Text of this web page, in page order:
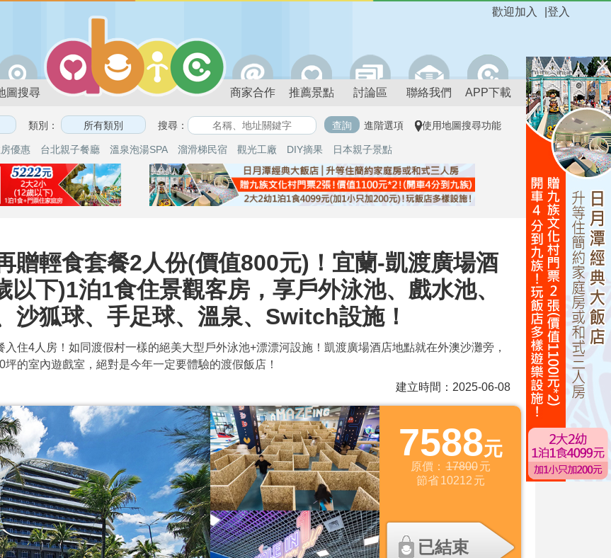
登入
歡迎加入
圖搜尋 商家合作 推薦景點 討論區 聯絡我們 APP下載
類別： 搜尋： 進階選項 使用地圖搜尋功能
優惠 台北親子餐廳 溫泉泡湯SPA 溜滑梯民宿 觀光工廠 DIY摘果 日本親子景點
贈輕食套餐2人份(價值800元)！宜蘭-凱渡廣場酒
下)1泊1食住景觀客房，享戶外泳池、戲水池、
沙狐球、手足球、溫泉、Switch設施！
住4人房！如同渡假村一樣的絕美大型戶外泳池+漂漂河設施！凱渡廣場酒店地點就在外澳沙灘旁，
的室內遊戲室，絕對是今年一定要體驗的渡假飯店！
建立時間：2025-06-08
7588元
原價： 17800 元
節省 10212 元
已結束